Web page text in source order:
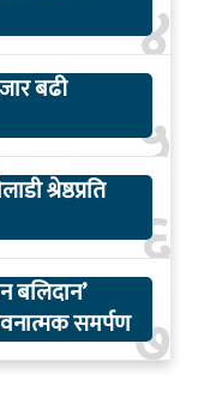
४
५
बढी
६
श्रेष्ठप्रति
७
बलिदान’
समर्पण